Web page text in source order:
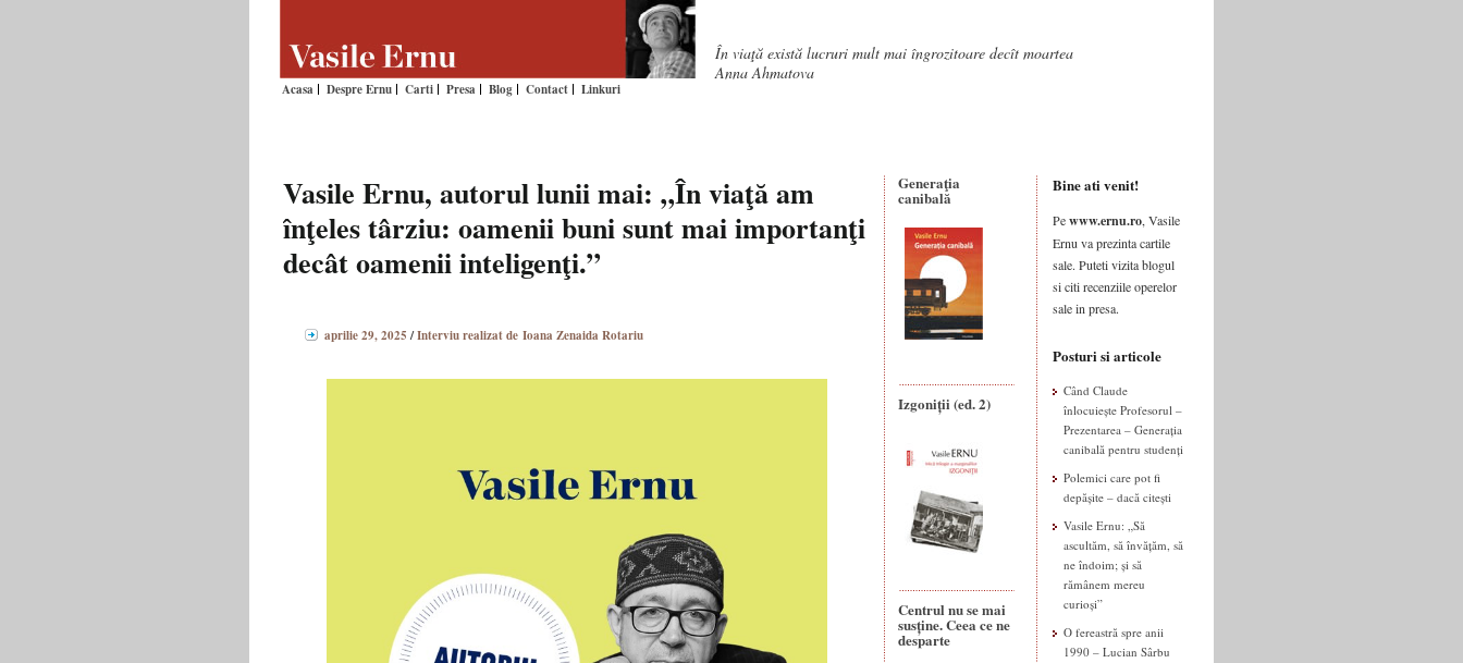
Acasa Despre Ernu Carti Presa Blog Contact Linkuri
În viaţă există lucruri mult mai îngrozitoare decît moartea
Anna Ahmatova
Vasile Ernu, autorul lunii mai: „În viaţă am
înţeles târziu: oamenii buni sunt mai importanţi
decât oamenii inteligenţi.”
aprilie 29, 2025 /Interviu realizat de Ioana Zenaida Rotariu
Generaţia
canibală
Izgoniții (ed. 2)
Centrul nu se mai
susține. Ceea ce ne
desparte
Bine ati venit!
Pewww.ernu.ro, Vasile
Ernu va prezinta cartile
sale. Puteti vizita blogul
si citi recenziile operelor
sale in presa.
Posturi si articole
Când Claude
înlocuiește Profesorul –
Prezentarea – Generația
canibală pentru studenți
Polemici care pot fi
depășite – dacă citești
Vasile Ernu: „Să
ascultăm, să învățăm, să
ne îndoim; și să
rămânem mereu
curioși”
O fereastră spre anii
1990 – Lucian Sârbu